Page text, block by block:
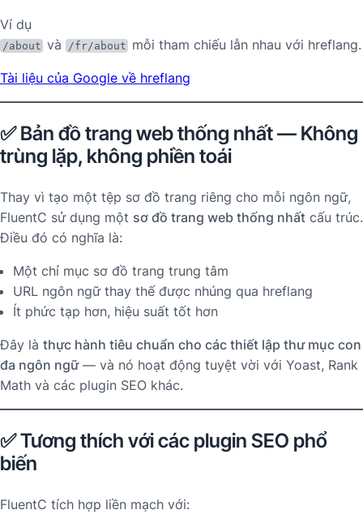
Ví dụ
/about và /fr/about mỗi tham chiếu lẫn nhau với hreflang.
Tài liệu của Google về hreflang
✅ Bản đồ trang web thống nhất — Không
trùng lặp, không phiền toái
Thay vì tạo một tệp sơ đồ trang riêng cho mỗi ngôn ngữ,
FluentC sử dụng một sơ đồ trang web thống nhất cấu trúc.
Điều đó có nghĩa là:
Một chỉ mục sơ đồ trang trung tâm
URL ngôn ngữ thay thế được nhúng qua hreflang
Ít phức tạp hơn, hiệu suất tốt hơn
Đây là thực hành tiêu chuẩn cho các thiết lập thư mục con
đa ngôn ngữ— và nó hoạt động tuyệt vời với Yoast, Rank
Math và các plugin SEO khác.
✅ Tương thích với các plugin SEO phổ
biến
FluentC tích hợp liền mạch với: